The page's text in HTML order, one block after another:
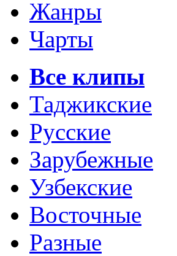
Жанры
Чарты
Все клипы
Таджикские
Русские
Зарубежные
Узбекские
Восточные
Разные